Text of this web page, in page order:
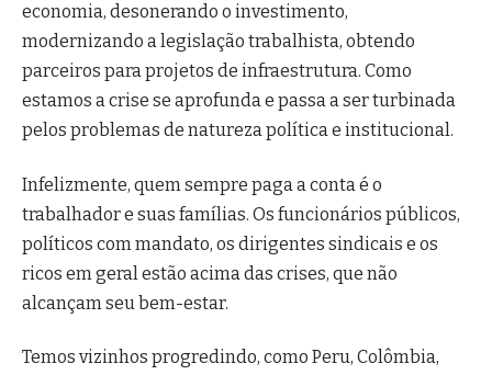
economia, desonerando o investimento,
modernizando a legislação trabalhista, obtendo
parceiros para projetos de infraestrutura. Como
estamos a crise se aprofunda e passa a ser turbinada
pelos problemas de natureza política e institucional.
Infelizmente, quem sempre paga a conta é o
trabalhador e suas famílias. Os funcionários públicos,
políticos com mandato, os dirigentes sindicais e os
ricos em geral estão acima das crises, que não
alcançam seu bem-estar.
Temos vizinhos progredindo, como Peru, Colômbia,